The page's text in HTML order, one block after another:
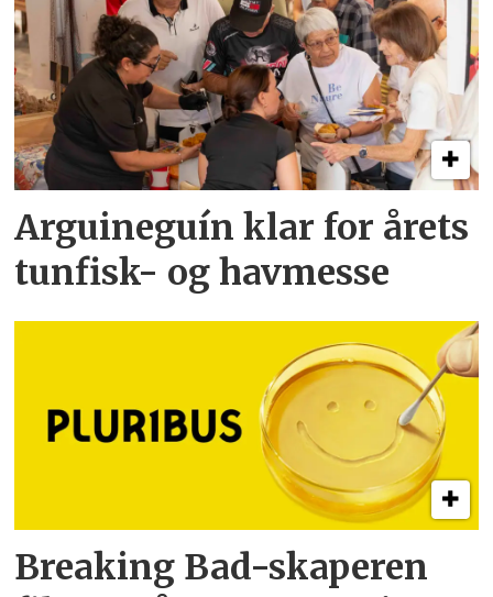
Arguineguín klar for årets
tunfisk- og havmesse
Breaking Bad-skaperen